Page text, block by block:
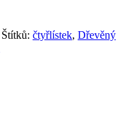
Štítků: čtyřlístek, Dřevěný